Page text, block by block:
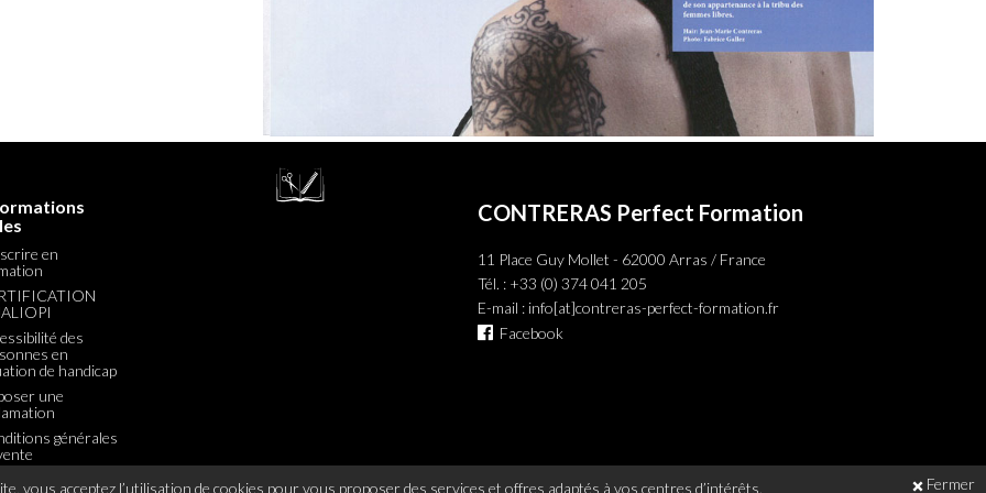
en
des
en
de handicap
une
générales
CONTRERAS Perfect Formation
11 Place Guy Mollet - 62000 Arras / France
Tél. : +33 (0) 374 041 205
E-mail : info[at]contreras-perfect-formation.fr
 Facebook
vous acceptez l’utilisation de cookies pour vous proposer des services et offres adaptés à vos centres d’intérêts. Fermer